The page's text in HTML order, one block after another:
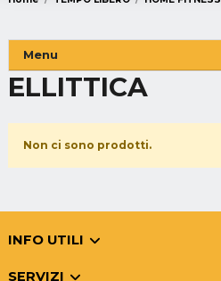
ELLITTICA
Non ci sono prodotti.
Menu
INFO UTILI
SERVIZI